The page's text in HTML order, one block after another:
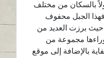
بالسكان من مختلف
الجبل محفوف
برزت العديد من
مجموعة من
بالإضافة إلى موقع